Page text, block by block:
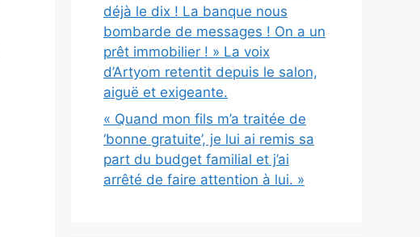
déjà le dix ! La banque nous
bombarde de messages ! On a un
prêt immobilier ! » La voix
d’Artyom retentit depuis le salon,
aiguë et exigeante.
« Quand mon fils m’a traitée de
‘bonne gratuite’, je lui ai remis sa
part du budget familial et j’ai
arrêté de faire attention à lui. »